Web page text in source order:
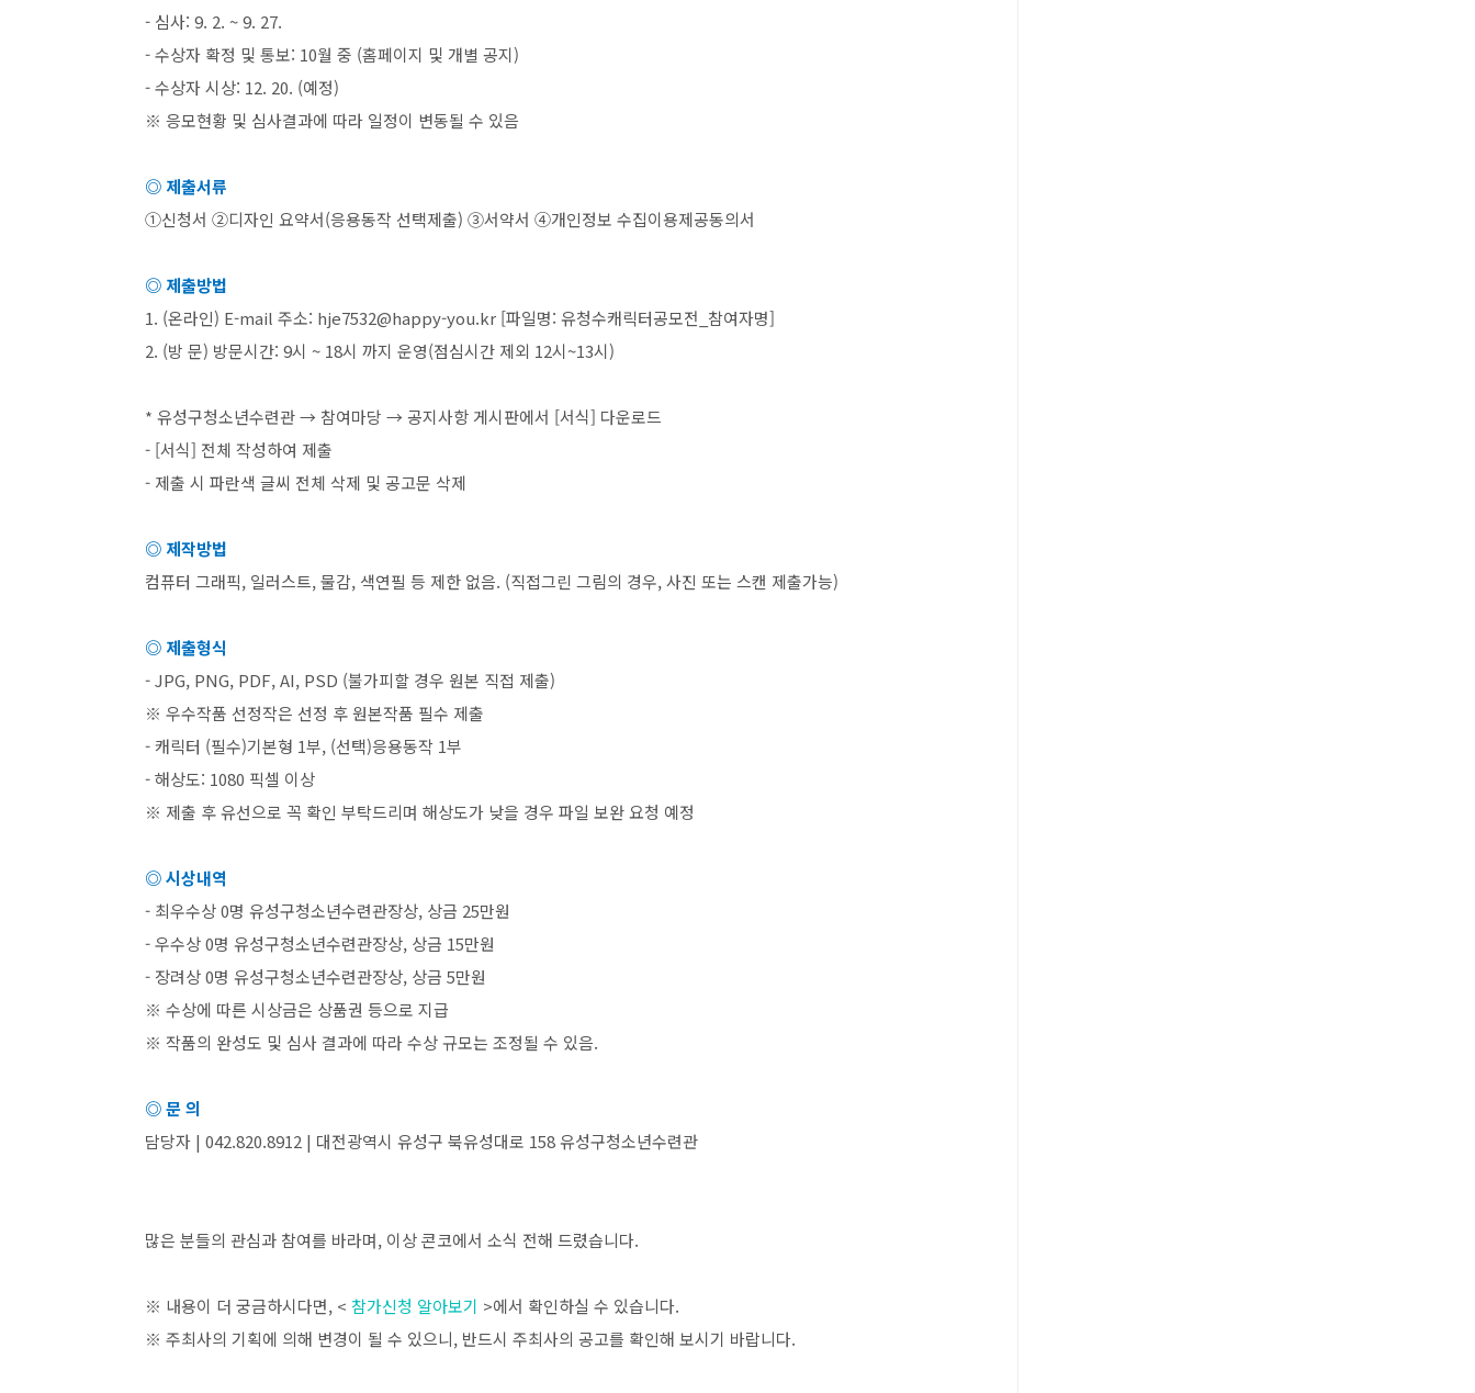
- 심사: 9. 2. ~ 9. 27.
-수상자 확정 및 통보: 10월 중 (홈페이지 및 개별 공지)
-수상자 시상: 12. 20. (예정)
※ 응모현황 및 심사결과에 따라 일정이 변동될 수 있음
◎ 제출서류
①신청서 ②디자인 요약서(응용동작 선택제출) ③서약서 ④개인정보 수집이용제공동의서
◎ 제출방법
1. (온라인) E-mail 주소: hje7532@happy-you.kr [파일명: 유청수캐릭터공모전 참여자명]
2. (방 문) 방문시간: 9시 ~ 18시 까지 운영(점심시간 제외 12시~13시)
* 유성구청소년수련관→ 참여마당 →공지사항 게시판에서 [서식] 다운로드
- [서식] 전체 작성하여 제출
- 제출 시 파란색 글씨 전체 삭제 및 공고문 삭제
◎ 제작방법
컴퓨터 그래픽, 일러스트,물감, 색연필 등 제한 없음. (직접그린 그림의 경우,사진 또는 스캔 제출가능)
◎ 제출형식
- JPG, PNG, PDF, AI, PSD (불가피할 경우 원본 직접 제출)
※ 우수작품 선정작은 선정 후 원본작품 필수 제출
-캐릭터 (필수)기본형 1부, (선택)응용동작 1부
-해상도: 1080 픽셀 이상
※ 제출 후 유선으로 꼭 확인 부탁드리며 해상도가 낮을 경우 파일 보완 요청 예정
◎ 시상내역
- 최우수상0명 유성구청소년수련관장상, 상금 25만원
-우수상0명 유성구청소년수련관장상, 상금 15만원
- 장려상0명 유성구청소년수련관장상, 상금 5만원
※ 수상에 따른 시상금은 상품권 등으로 지급
※ 작품의 완성도 및 심사 결과에 따라 수상 규모는 조정될 수 있음.
◎ 문 의
담당자 | 042.820.8912 | 대전광역시 유성구 북유성대로 158유성구청소년수련관
많은 분들의 관심과 참여를 바라며, 이상 콘코에서 소식 전해 드렸습니다.
※ 내용이 더 궁금하시다면, < 참가신청 알아보기 >에서 확인하실 수 있습니다.
※ 주최사의 기획에 의해 변경이 될 수 있으니, 반드시 주최사의 공고를 확인해 보시기 바랍니다.